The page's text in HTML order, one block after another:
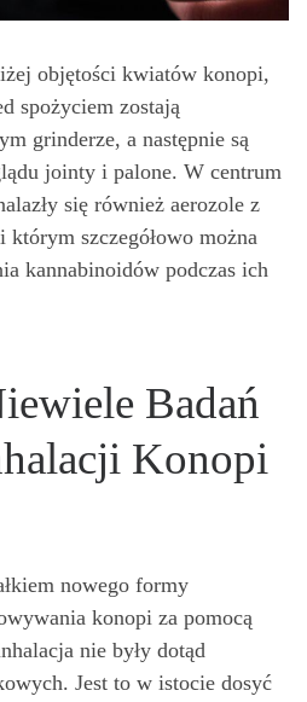
objętości kwiatów konopi,
spożyciem zostają
grinderze, a następnie są
jointy i palone. W centrum
się również aerozole z
szczegółowo można
kannabinoidów podczas ich
Badań
Konopi
nowego formy
konopi za pomocą
nie były dotąd
Jest to w istocie dosyć